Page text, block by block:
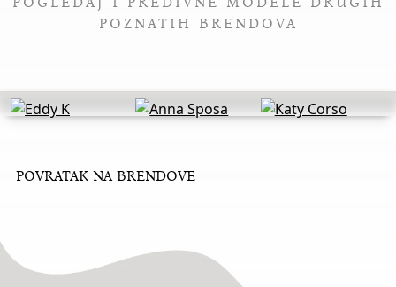
POZNATIH BRENDOVA
POVRATAK NA BRENDOVE